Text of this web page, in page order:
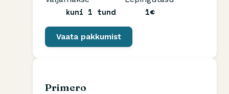
kuni 1 tund 1€
Vaata pakkumist
Primero